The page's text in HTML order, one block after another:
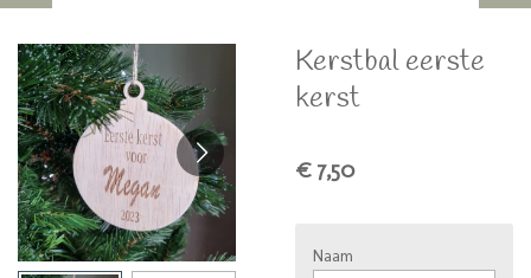
Kerstbal eerste
kerst
€ 7,50
Naam